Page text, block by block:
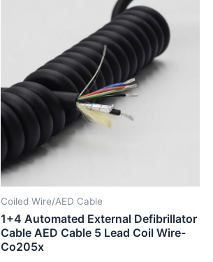
Coiled Wire/AED Cable
1+4 Automated External Defibrillator
Cable AED Cable 5 Lead Coil Wire-
Co205x